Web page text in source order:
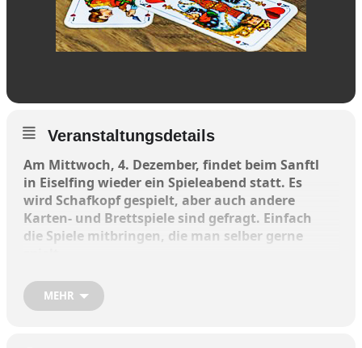
Veranstaltungsdetails
Am Mittwoch, 4. Dezember, findet beim Sanftl
in Eiselfing wieder ein Spieleabend statt. Es
wird Schafkopf gespielt, aber auch andere
Karten- und Brettspiele sind gefragt. Einfach
die Spiele mitbringen, die man selber gerne
Beginn ist um 19 Uhr. Jeder ist willkommen, auch
Anfänger. Geselligkeit soll über dem Spiele-Ernst
MEHR